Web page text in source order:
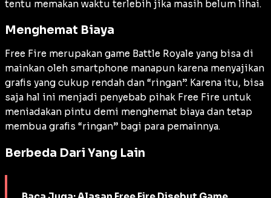
tentu memakan waktu terlebih jika masih belum lihai.
Menghemat Biaya
Free Fire merupakan game Battle Royale yang bisa di
mainkan oleh smartphone manapun karena menyajikan
grafis yang cukup rendah dan “ringan”. Karena itu, bisa
saja hal ini menjadi penyebab pihak Free Fire untuk
meniadakan pintu demi menghemat biaya dan tetap
membua grafis “ringan” bagi para pemainnya.
Berbeda Dari Yang Lain